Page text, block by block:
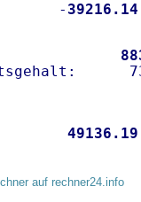
-
auf rechner24.info